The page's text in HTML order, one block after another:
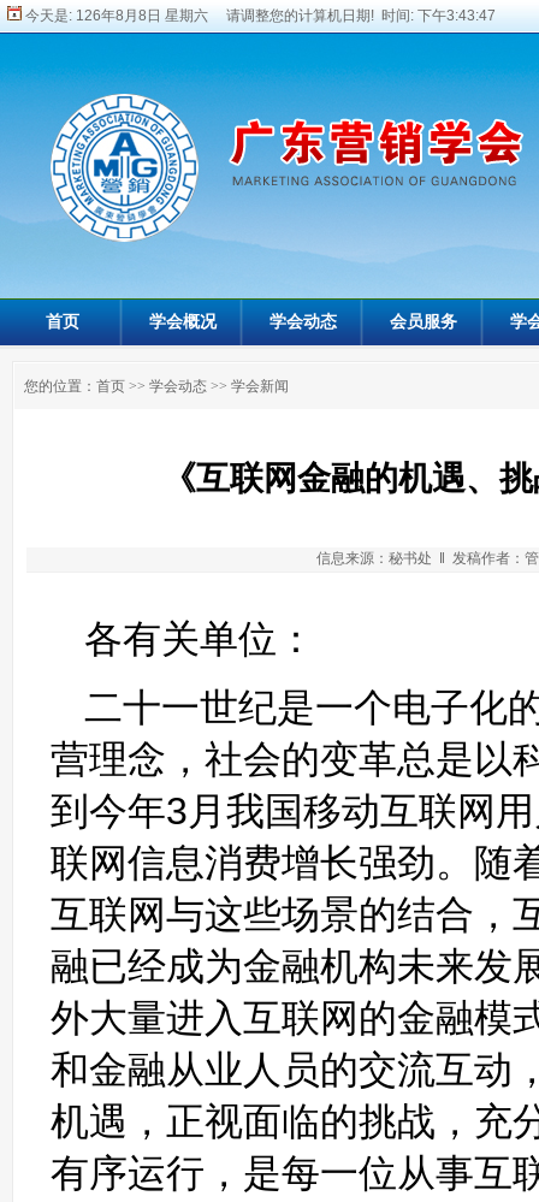
今天是: 126年8月8日 星期六 请调整您的计算机日期! 时间: 下午3:43:48
首页 学会概况 学会动态 会员服务 学
您的位置： 首页 >> 学会动态 >> 学会新闻
《互联网金融的机遇、
信息来源：秘书处 ‖ 发稿作者：
各有关单位：
二十一世纪是一个电子化
营理念，社会的变革总是以
到今年3月我国移动互联网
联网信息消费增长强劲。随
互联网与这些场景的结合，
融已经成为金融机构未来发
外大量进入互联网的金融模
和金融从业人员的交流互动
机遇，正视面临的挑战，充
有序运行，是每一位从事互